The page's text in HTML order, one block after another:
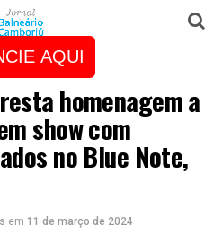
AQUI
homenagem a
show com
no Blue Note,
em 11 de março de 2024